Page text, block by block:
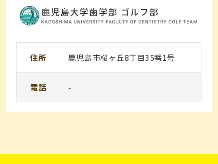
住所 鹿児島市桜ヶ丘8丁目35番1号
電話 -